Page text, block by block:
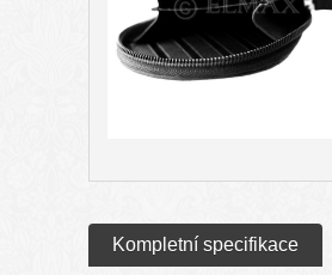
Kompletní specifikace